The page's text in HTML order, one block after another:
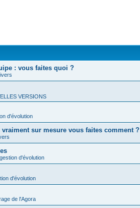
: vous faites quoi ?
VERSIONS
d'évolution
sur mesure vous faites comment ?
d'évolution
d'évolution
de l'Agora